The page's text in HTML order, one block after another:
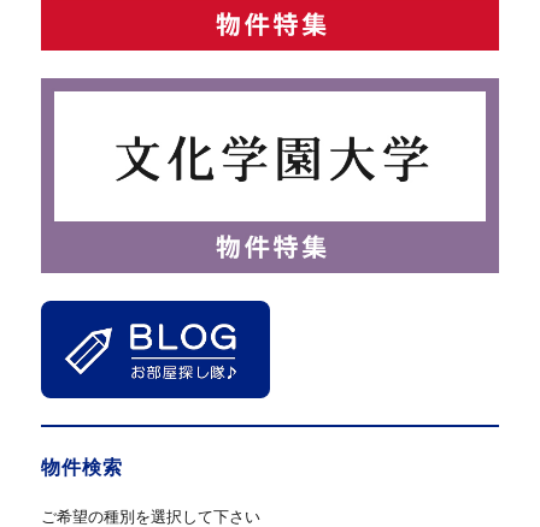
物件検索
ご希望の種別を選択して下さい